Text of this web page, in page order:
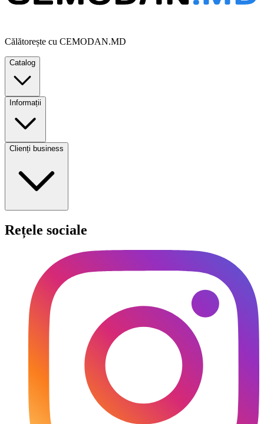
Călătorește cu CEMODAN.MD
Catalog
Informații
Clienți business
Rețele sociale